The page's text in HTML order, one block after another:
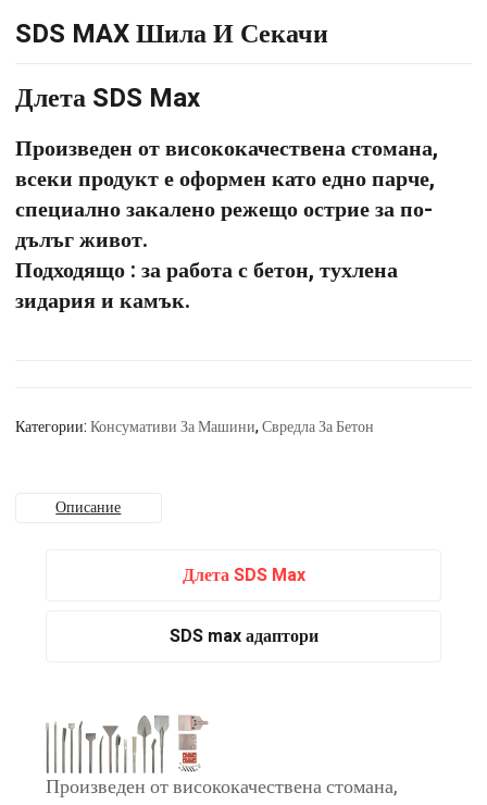
SDS MAX Шила И Секачи
Длета SDS Max
Произведен от висококачествена стомана,
всеки продукт е оформен като едно парче,
специално закалено режещо острие за по-
дълъг живот.
Подходящо : за работа с бетон, тухлена
зидария и камък.
Категории:Консумативи За Машини,Свредла За Бетон
Описание
Длета SDS Max
SDS max адаптори
Произведен от висококачествена стомана,